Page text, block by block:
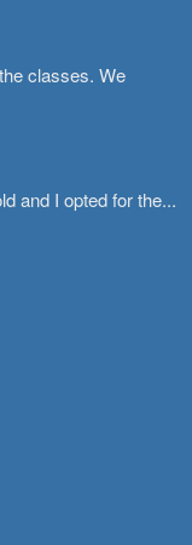
classes. We
and I opted for the...